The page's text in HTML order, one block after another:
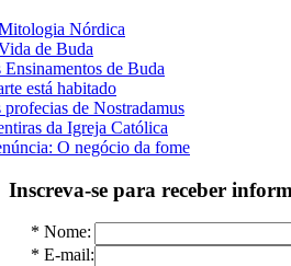
Nórdica
de Buda
Ensinamentos de Buda
está habitado
profecias de Nostradamus
da Igreja Católica
O negócio da fome
Inscreva-se para receber
* Nome:
* E-mail: